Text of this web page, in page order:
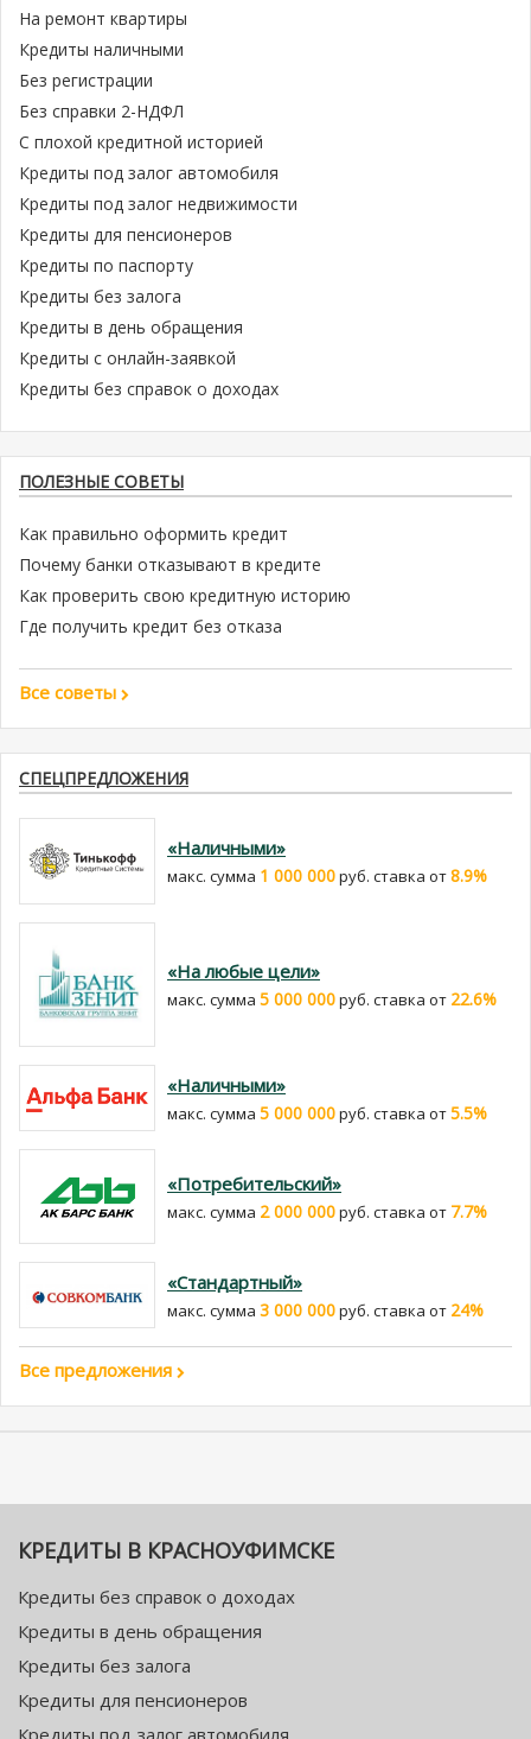
На ремонт квартиры
Кредиты наличными
Без регистрации
Без справки 2-НДФЛ
С плохой кредитной историей
Кредиты под залог автомобиля
Кредиты под залог недвижимости
Кредиты для пенсионеров
Кредиты по паспорту
Кредиты без залога
Кредиты в день обращения
Кредиты с онлайн-заявкой
Кредиты без справок о доходах
ПОЛЕЗНЫЕ СОВЕТЫ
Как правильно оформить кредит
Почему банки отказывают в кредите
Как проверить свою кредитную историю
Где получить кредит без отказа
Все советы
СПЕЦПРЕДЛОЖЕНИЯ
«Наличными»
макс. сумма 1 000 000руб. cтавка от8.9%
«На любые цели»
макс. сумма 5 000 000руб. cтавка от 22.6%
«Наличными»
макс. сумма 5 000 000руб. cтавка от5.5%
«Потребительский»
макс. сумма 2 000 000руб. cтавка от 7.7%
«Стандартный»
макс. сумма 3 000 000руб. cтавка от 24%
Все предложения
КРЕДИТЫ В КРАСНОУФИМСКЕ
Кредиты без справок о доходах
Кредиты в день обращения
Кредиты без залога
Кредиты для пенсионеров
Кредиты под залог автомобиля